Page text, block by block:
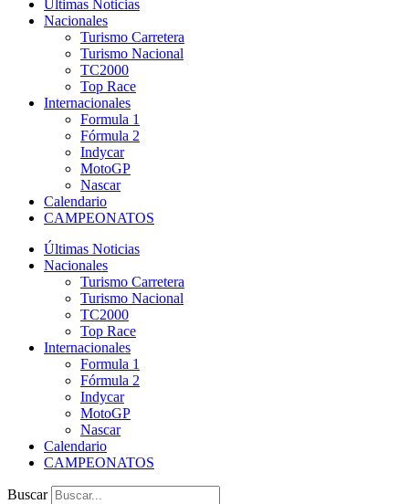
Últimas Noticias
Nacionales
Turismo Carretera
Turismo Nacional
TC2000
Top Race
Internacionales
Formula 1
Fórmula 2
Indycar
MotoGP
Nascar
Calendario
CAMPEONATOS
Últimas Noticias
Nacionales
Turismo Carretera
Turismo Nacional
TC2000
Top Race
Internacionales
Formula 1
Fórmula 2
Indycar
MotoGP
Nascar
Calendario
CAMPEONATOS
Buscar